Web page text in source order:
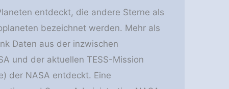
entdeckt, die andere Sterne als
bezeichnet werden. Mehr als
Daten aus der inzwischen
und der aktuellen TESS-Mission
der NASA entdeckt. Eine